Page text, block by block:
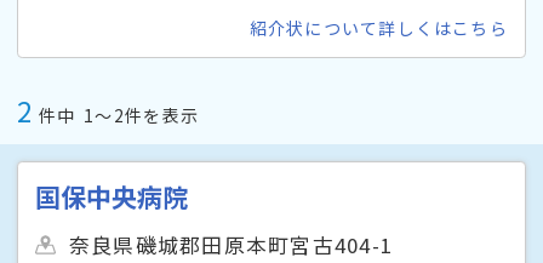
紹介状について詳しくはこちら
2 件中 1〜2件を表示
国保中央病院
奈良県磯城郡田原本町宮古404-1